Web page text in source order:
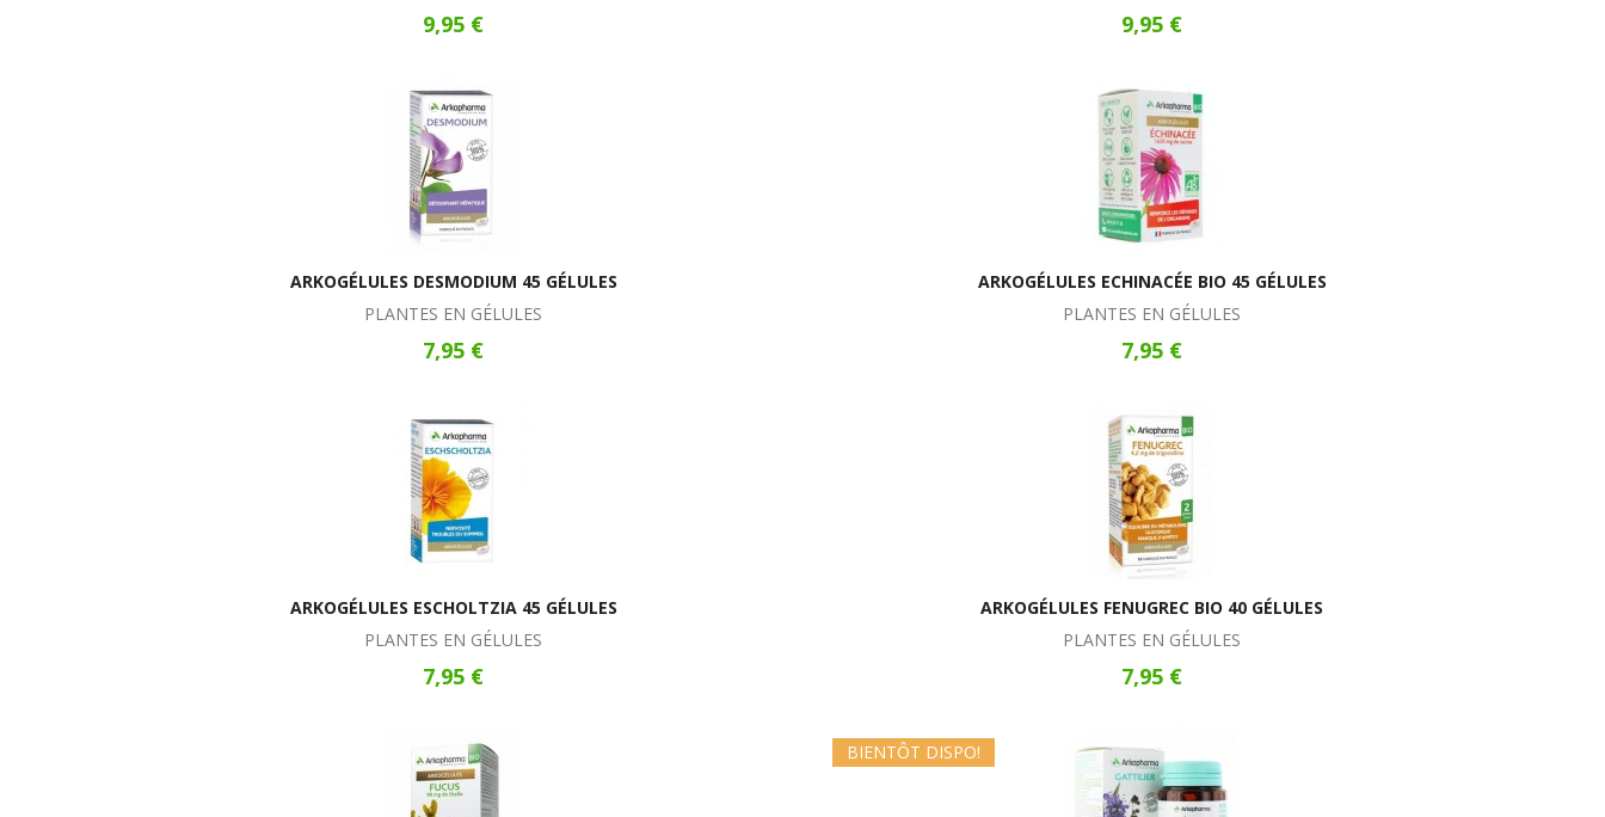
9,95 € 9,95 €
ARKOGÉLULES DESMODIUM 45 GÉLULES
PLANTES EN GÉLULES
7,95 €
ARKOGÉLULES ECHINACÉE BIO 45 GÉLULES
PLANTES EN GÉLULES
7,95 €
ARKOGÉLULES ESCHOLTZIA 45 GÉLULES
PLANTES EN GÉLULES
7,95 €
ARKOGÉLULES FENUGREC BIO 40 GÉLULES
PLANTES EN GÉLULES
7,95 €
BIENTÔT DISPO!